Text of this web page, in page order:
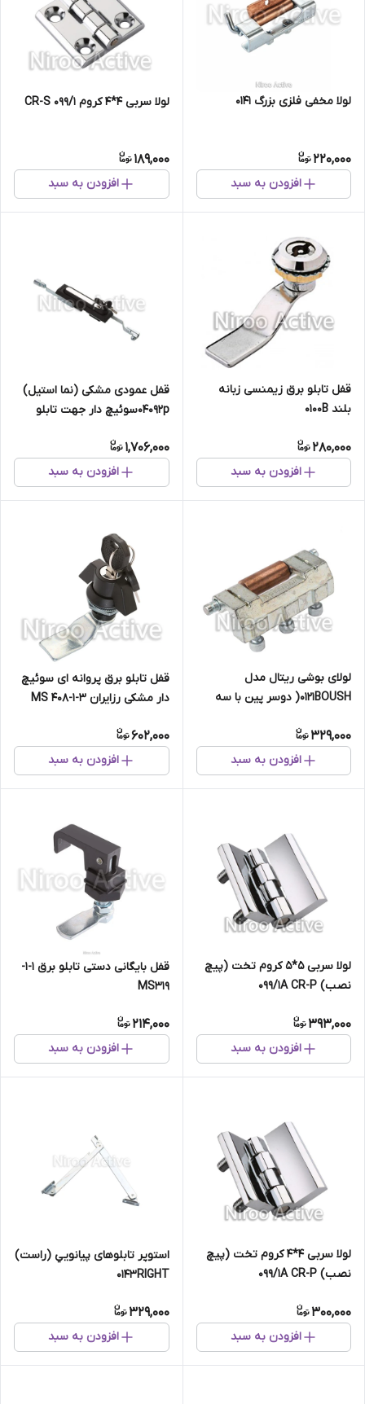
لولا مخفی فلزی بزرگ ۰۱۴۱
220,000
افزودن به سبد
لولا سربی ۴*۴ کروم ۰۹۹/۱ CR-S
189,000
افزودن به سبد
قفل تابلو برق زیمنسی زبانه
بلند ۰۱۰۰B
280,000
افزودن به سبد
قفل عمودی مشکی (نما استیل)
۰۴۰۹۲pسوئیچ دار جهت تابلو
1,706,000
افزودن به سبد
لولای بوشی ریتال مدل
۰۱۲۱BOUSH( دوسر پین با سه
329,000
افزودن به سبد
قفل تابلو برق پروانه ای سوئیچ
دار مشکی رزایران MS ۴۰۸-۱-۳
602,000
افزودن به سبد
لولا سربی ۵*۵ کروم تخت (پیچ
نصب) ۰۹۹/۱A CR-P
393,000
افزودن به سبد
قفل بایگانی دستی تابلو برق 1-1-
MS319
214,000
افزودن به سبد
لولا سربی ۴*۴ کروم تخت (پیچ
نصب) ۰۹۹/۱A CR-P
300,000
افزودن به سبد
استوپر تابلوهای پيانويي (راست)
۰۱۴۳RIGHT
329,000
افزودن به سبد